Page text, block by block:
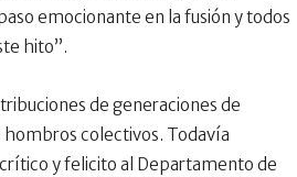
emocionante en la fusión y todos
hito”.
de generaciones de
hombros colectivos. Todavía
y felicito al Departamento de